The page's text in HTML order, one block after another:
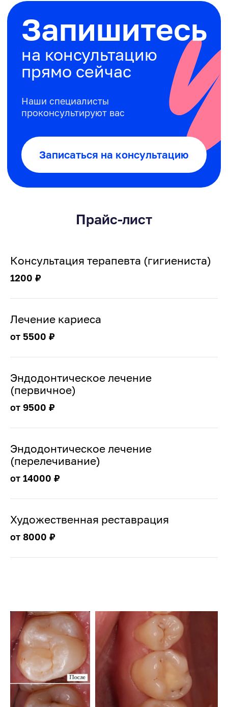
Прайс-лист
Консультация терапевта (гигиениста)
1200 ₽
Лечение кариеса
от 5500 ₽
Эндодонтическое лечение
(первичное)
от 9500 ₽
Эндодонтическое лечение
(перелечивание)
от 14000 ₽
Художественная реставрация
от 8000 ₽
Эту услугу оказывают